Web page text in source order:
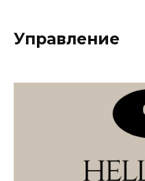
Управление